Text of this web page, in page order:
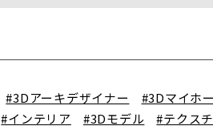
#3Dアーキデザイナー
#3Dマイホ
#インテリア #3Dモデル
#テクス